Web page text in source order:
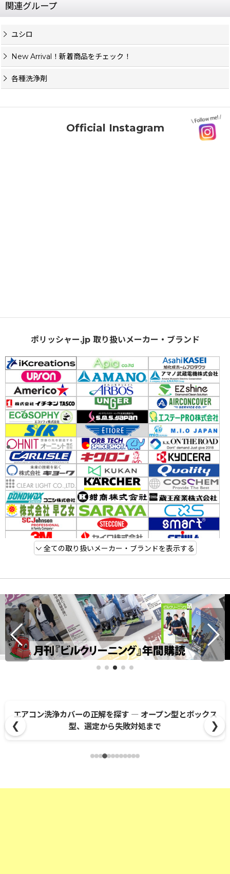
関連グループ
ユシロ
New Arrival！新着商品をチェック！
各種洗浄剤
Official Instagram
ポリッシャー.jp 取り扱いメーカー・ブランド
全ての取り扱いメーカー・ブランドを表示する
エアコン洗浄カバーの正解を探す ― オープン型とボックス
型、選定から失敗対処まで
❮ ❯